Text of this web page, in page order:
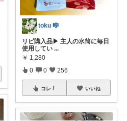
toku 🎼
リピ購入品▶︎ 主人の水筒に毎日
使用してい ...
￥ 1,280
0 0 256
コレ いいね